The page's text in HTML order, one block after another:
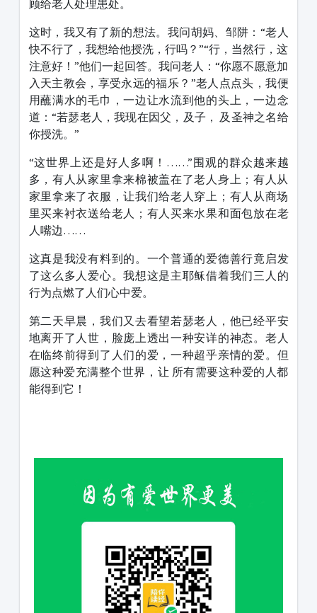
顾给老人处理患处。
这时，我又有了新的想法。我问胡妈、邹阱：“老人
快不行了，我想给他授洗，行吗？”“行，当然行，这
注意好！”他们一起回答。我问老人：“你愿不愿意加
入天主教会，享受永远的福乐？”老人点点头，我便
用蘸满水的毛巾，一边让水流到他的头上，一边念
道：“若瑟老人，我现在因父，及子， 及圣神之名给
你授洗。”
“这世界上还是好人多啊！……”围观的群众越来越
多，有人从家里拿来棉被盖在了老人身上；有人从
家里拿来了衣服，让我们给老人穿上；有人从商场
里买来衬衣送给老人；有人买来水果和面包放在老
人嘴边……
这真是我没有料到的。一个普通的爱德善行竟启发
了这么多人爱心。我想这是主耶稣借着我们三人的
行为点燃了人们心中爱。
第二天早晨，我们又去看望若瑟老人，他已经平安
地离开了人世，脸庞上透出一种安详的神态。老人
在临终前得到了人们的爱，一种超乎亲情的爱。但
愿这种爱充满整个世界，让 所有需要这种爱的人都
能得到它！